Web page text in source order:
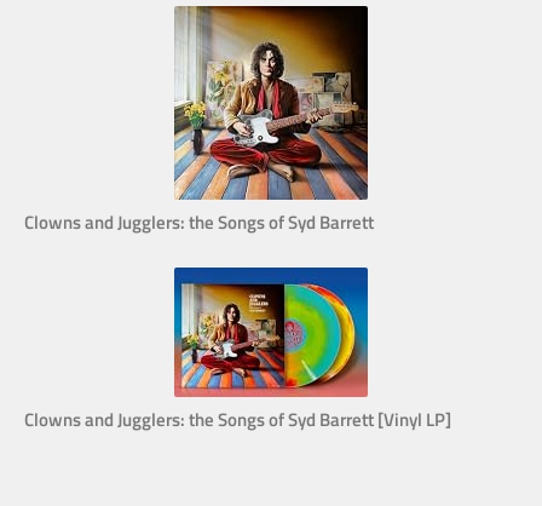
Clowns and Jugglers: the Songs of Syd Barrett
Clowns and Jugglers: the Songs of Syd Barrett [Vinyl LP]